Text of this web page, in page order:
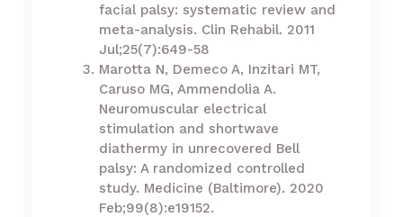
facial palsy: systematic review and
meta-analysis. Clin Rehabil. 2011
Jul;25(7):649-58
Marotta N, Demeco A, Inzitari MT,
Caruso MG, Ammendolia A.
Neuromuscular electrical
stimulation and shortwave
diathermy in unrecovered Bell
palsy: A randomized controlled
study. Medicine (Baltimore). 2020
Feb;99(8):e19152.